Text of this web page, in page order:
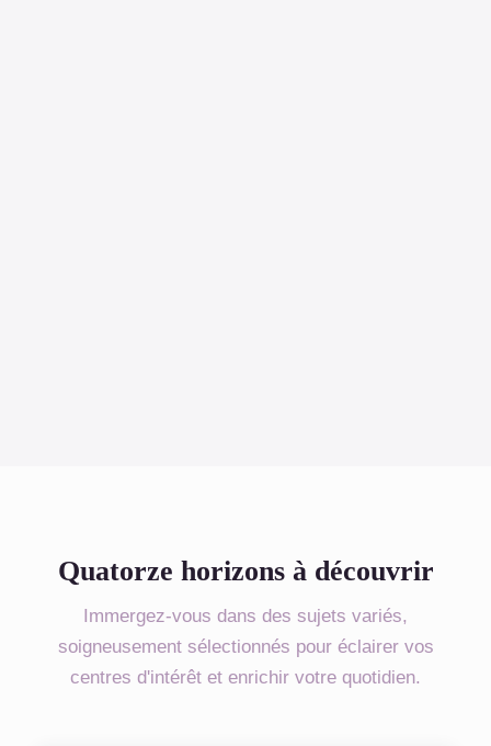
Quatorze horizons à découvrir
Immergez-vous dans des sujets variés,
soigneusement sélectionnés pour éclairer vos
centres d'intérêt et enrichir votre quotidien.